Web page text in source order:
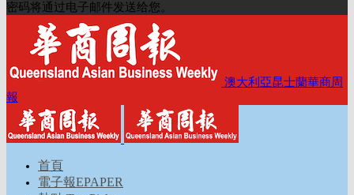
密码将通过电子邮件发送给您。
澳大利亞昆士蘭華商周
報
首頁
電子報EPAPER